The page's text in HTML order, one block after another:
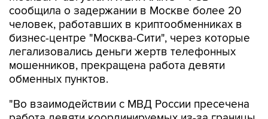
бизнес-центре "Москва-Сити", через которые
легализовались деньги жертв телефонных
мошенников, прекращена работа девяти
обменных пунктов.
"Во взаимодействии с МВД России пресечена
каналов вывода средств за рубеж с